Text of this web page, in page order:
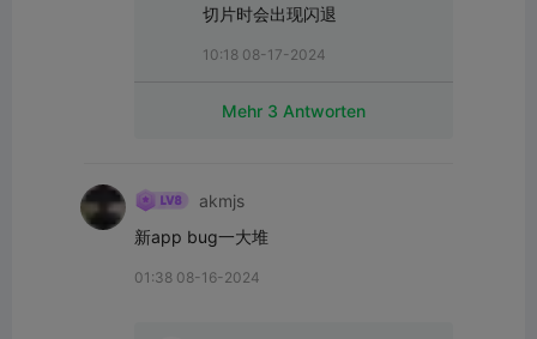
切片时会出现闪退
10:18 08-17-2024
Mehr 3 Antworten
akmjs
新app bug一大堆
01:38 08-16-2024